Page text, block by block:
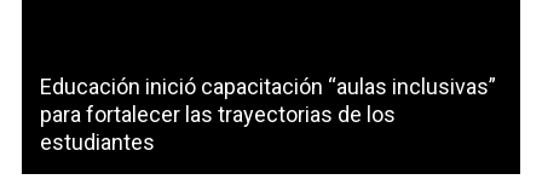
Educación inició capacitación “aulas inclusivas”
para fortalecer las trayectorias de los
estudiantes